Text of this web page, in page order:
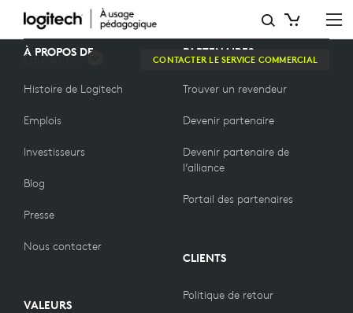
BLOGS
Éducation CONTACTER LE SERVICE COMMERCIAL
À PROPOS DE
Histoire de Logitech
Emplois
Investisseurs
Blog
Presse
Nous contacter
VALEURS
PARTENAIRES
Trouver un revendeur
Devenir partenaire
Devenir partenaire de
l’alliance
Portail des partenaires
CLIENTS
Politique de retour